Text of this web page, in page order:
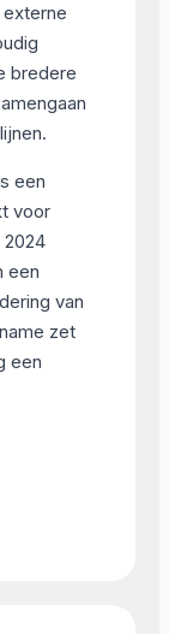
bredere
een
voor
2024
een
van
zet
een